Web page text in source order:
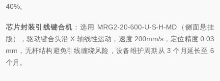
40%。
芯片封装引线键合机 ：选用 MRG2-20-600-U-S-H-MD（侧面悬挂
版），驱动键合头沿 X 轴线性运动，速度 200mm/s，定位精度 0.03
mm，无杆结构避免引线缠绕风险，设备维护周期从 3 个月延长至 6
个月。